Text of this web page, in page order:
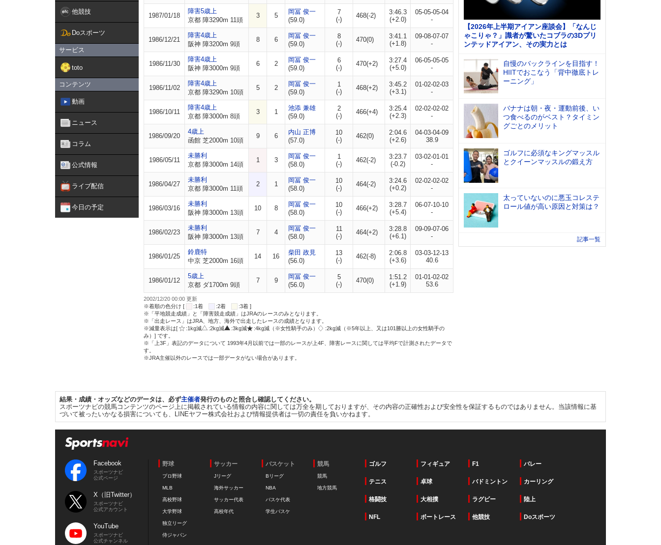
他競技
Doスポーツ
サービス
toto
コンテンツ
動画
ニュース
コラム
公式情報
ライブ配信
今日の予定
1987/01/18
障害5歳上
京都 障3290m 11頭
3 5
岡冨 俊一
(59.0)
7
(-)
468(-2)
3:46.3
(+2.0)
05-05-05-04
-
1986/12/21
障害4歳上
阪神 障3200m 9頭
8 6
岡冨 俊一
(59.0)
8
(-)
470(0)
3:41.1
(+1.8)
09-08-07-07
-
1986/11/30
障害4歳上
阪神 障3000m 9頭
6 2
岡冨 俊一
(59.0)
6
(-)
470(+2)
3:27.4
(+5.0)
06-05-05-05
-
1986/11/02
障害4歳上
京都 障3290m 10頭
5 2
岡冨 俊一
(59.0)
1
(-)
468(+2)
3:45.2
(+3.1)
01-02-02-03
-
1986/10/11
障害4歳上
京都 障3000m 8頭
3 1
池添 兼雄
(59.0)
2
(-)
466(+4)
3:25.4
(+2.3)
02-02-02-02
-
1986/09/20
4歳上
函館 芝2000m 10頭
9 6
内山 正博
(57.0)
10
(-)
462(0)
2:04.6
(+2.6)
04-03-04-09
38.9
1986/05/11
未勝利
京都 障3000m 14頭
1 3
岡冨 俊一
(58.0)
1
(-)
462(-2)
3:23.7
(-0.2)
03-02-01-01
-
1986/04/27
未勝利
京都 障3000m 11頭
2 1
岡冨 俊一
(58.0)
10
(-)
464(-2)
3:24.6
(+0.2)
02-02-02-02
-
1986/03/16
未勝利
阪神 障3000m 13頭
10 8
岡冨 俊一
(58.0)
10
(-)
466(+2)
3:28.7
(+5.4)
06-07-10-10
-
1986/02/23
未勝利
阪神 障3000m 13頭
7 4
岡冨 俊一
(58.0)
11
(-)
464(+2)
3:28.8
(+6.1)
09-09-07-06
-
1986/01/25
鈴鹿特
中京 芝2000m 16頭
14 16
柴田 政見
(56.0)
13
(-)
462(-8)
2:06.8
(+3.6)
03-03-12-13
40.6
1986/01/12
5歳上
京都 ダ1700m 9頭
7 9
岡冨 俊一
(56.0)
5
(-)
470(0)
1:51.2
(+1.9)
01-01-02-02
53.6
2002/12/20 00:00 更新
※着順の色分け [
:1着 :2着
:3着 ]
※「平地競走成績」と「障害競走成績」はJRAのレースのみとなります。
※「出走レース」はJRA、地方、海外で出走したレースの成績となります。
※減量表示は[
:1kg減 :2kg減 :3kg減 :4kg減（※女性騎手のみ）
:2kg減（※5年以上、又は101勝以上の女性騎手の
み）] です。
※「上3F」表記のデータについて 1993年4月以前では一部のレースが上4F、障害レースに関しては平均Fで計測されたデータで
す。
※JRA主催以外のレースでは一部データがない場合があります。
【2026年上半期アイアン座談会】「なんじ
ゃこりゃ？」識者が驚いたコブラの3Dプリ
ンテッドアイアン、その実力とは
自慢のバックラインを目指す！
HIITでおこなう「背中徹底トレ
ーニング」
バナナは朝・夜・運動前後、い
つ食べるのがベスト？タイミン
グごとのメリット
ゴルフに必須なキングマッスル
とクイーンマッスルの鍛え方
太っていないのに悪玉コレステ
ロール値が高い原因と対策は？
記事一覧
結果・成績・オッズなどのデータは、必ず主催者発行のものと照合し確認してください。
スポーツナビの競馬コンテンツのページ上に掲載されている情報の内容に関しては万全を期しておりますが、その内容の正確性および安全性を保証するものではありません。当該情報に基
づいて被ったいかなる損害についても、LINEヤフー株式会社および情報提供者は一切の責任を負いかねます。
Facebook
スポーツナビ
公式ページ
X（旧Twitter）
スポーツナビ
公式アカウント
YouTube
スポーツナビ
公式チャンネル
野球
プロ野球
MLB
高校野球
大学野球
独立リーグ
侍ジャパン
サッカー
Jリーグ
海外サッカー
サッカー代表
高校年代
バスケット
Bリーグ
NBA
バスケ代表
学生バスケ
競馬
競馬
地方競馬
ゴルフ フィギュア F1 バレー
テニス 卓球 バドミントン カーリング
格闘技 大相撲 ラグビー 陸上
NFL ボートレース 他競技 Doスポーツ